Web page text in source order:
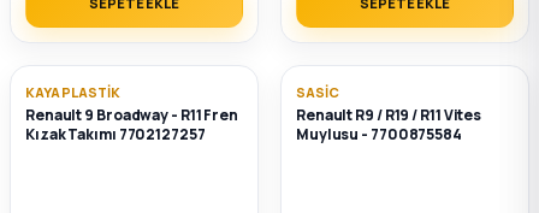
KAYA PLASTIK
Renault 9 Broadway - R11 Fren
Kızak Takımı 7702127257
SASIC
Renault R9 / R19 / R11 Vites
Muylusu - 7700875584